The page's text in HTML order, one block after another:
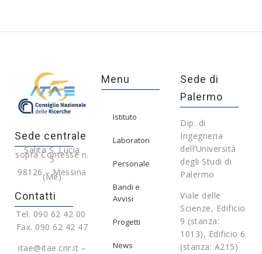
Sede centrale
Salita S. Lucia
sopra Contesse n.
5
98126 – Messina
(Me)
Contatti
Tel. 090 62 42 00
Fax. 090 62 42 47
itae@itae.cnr.it –
Menu
Istituto
Laboratori
Personale
Bandi e
Avvisi
Progetti
News
Sede di
Palermo
Dip. di
Ingegneria
dell’Università
degli Studi di
Palermo
Viale delle
Scienze, Edificio
9 (stanza:
1013), Edificio 6
(stanza: A215)